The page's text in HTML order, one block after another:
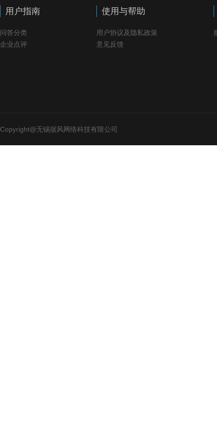
用户指南
问答分类
企业点评
使用与帮助
用户协议及隐私政策
意见反馈
Copyright@无锡据风网络科技有限公司